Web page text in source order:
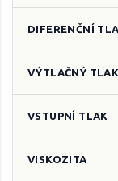
DIFERENČNÍ
VÝTLAČNÝ TLAK
VSTUPNÍ TLAK
VISKOZITA